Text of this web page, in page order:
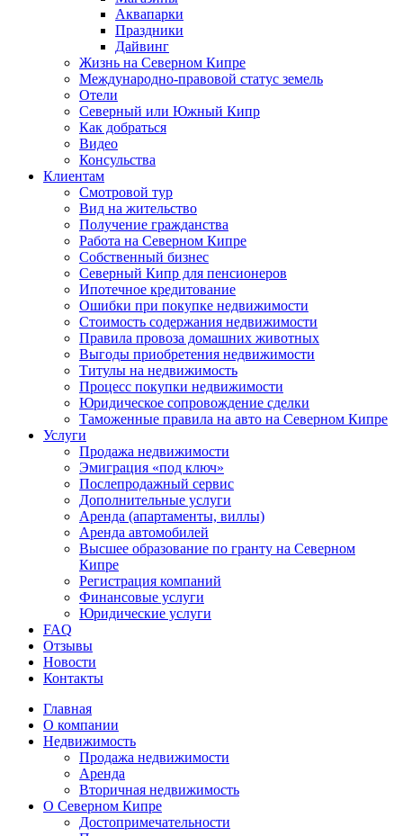
Аквапарки
Праздники
Дайвинг
Жизнь на Северном Кипре
Международно-правовой статус земель
Отели
Северный или Южный Кипр
Как добраться
Видео
Консульства
Клиентам
Смотровой тур
Вид на жительство
Получение гражданства
Работа на Северном Кипре
Собственный бизнес
Северный Кипр для пенсионеров
Ипотечное кредитование
Ошибки при покупке недвижимости
Стоимость содержания недвижимости
Правила провоза домашних животных
Выгоды приобретения недвижимости
Титулы на недвижимость
Процесс покупки недвижимости
Юридическое сопровождение сделки
Таможенные правила на авто на Северном Кипре
Услуги
Продажа недвижимости
Эмиграция «под ключ»
Послепродажный сервис
Дополнительные услуги
Аренда (апартаменты, виллы)
Аренда автомобилей
Высшее образование по гранту на Северном
Кипре
Регистрация компаний
Финансовые услуги
Юридические услуги
FAQ
Отзывы
Новости
Контакты
Главная
О компании
Недвижимость
Продажа недвижимости
Аренда
Вторичная недвижимость
О Северном Кипре
Достопримечательности